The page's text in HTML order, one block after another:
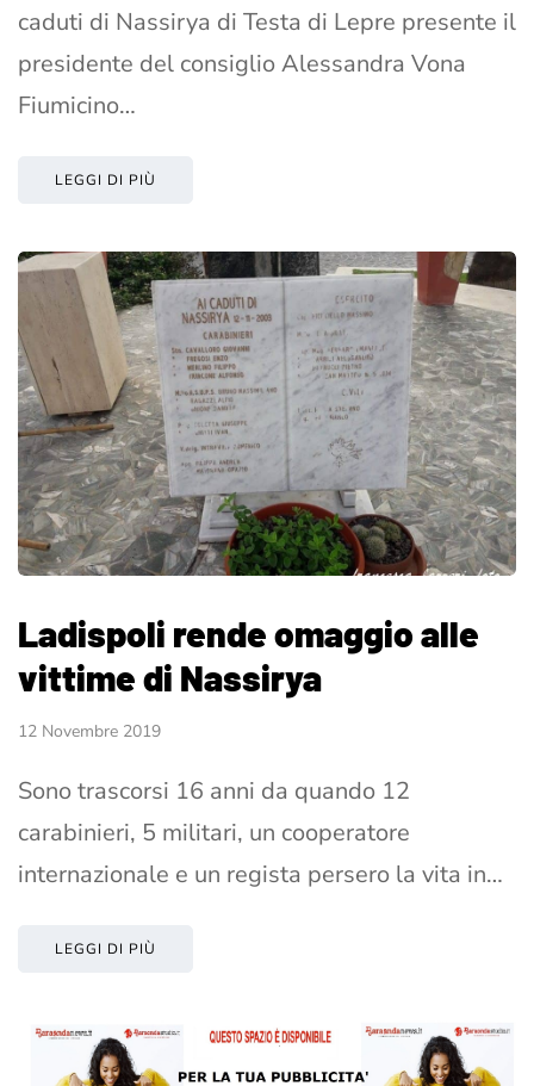
caduti di Nassirya di Testa di Lepre presente il
presidente del consiglio Alessandra Vona
Fiumicino…
LEGGI DI PIÙ
Ladispoli rende omaggio alle
vittime di Nassirya
12 Novembre 2019
Sono trascorsi 16 anni da quando 12
carabinieri, 5 militari, un cooperatore
internazionale e un regista persero la vita in…
LEGGI DI PIÙ